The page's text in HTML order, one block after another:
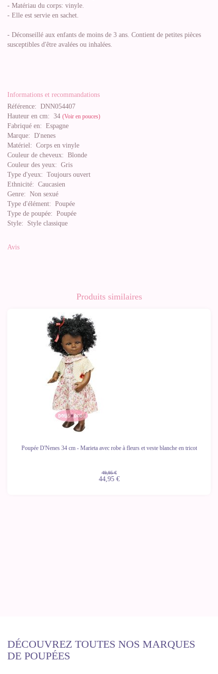
- Matériau du corps: vinyle.
- Elle est servie en sachet.
- Déconseillé aux enfants de moins de 3 ans. Contient de petites pièces
susceptibles d'être avalées ou inhalées.
Informations et recommandations
Référence: DNN054407
Hauteur en cm: 34 (Voir en pouces)
Fabriqué en: Espagne
Marque: D'nenes
Matériel: Corps en vinyle
Couleur de cheveux: Blonde
Couleur des yeux: Gris
Type d'yeux: Toujours ouvert
Ethnicité: Caucasien
Genre: Non sexué
Type d'élément: Poupée
Type de poupée: Poupée
Style: Style classique
Avis
Produits similaires
Poupée D'Nenes 34 cm - Marieta avec robe à fleurs et veste blanche en tricot
49,95 €
44,95 €
DÉCOUVREZ TOUTES NOS MARQUES
DE POUPÉES